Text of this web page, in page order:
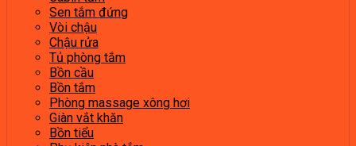
Sen tắm đứng
Vòi chậu
Chậu rửa
Tủ phòng tắm
Bồn cầu
Bồn tắm
Phòng massage xông hơi
Giàn vắt khăn
Bồn tiểu